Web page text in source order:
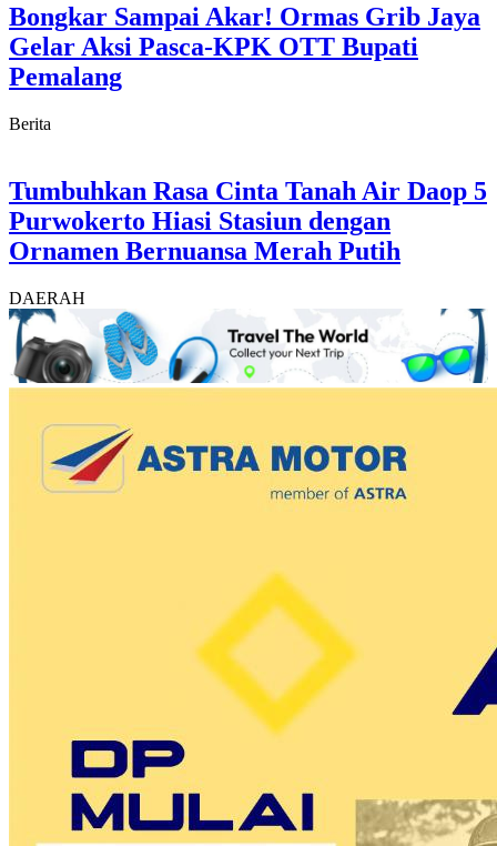
Bongkar Sampai Akar! Ormas Grib Jaya
Gelar Aksi Pasca-KPK OTT Bupati
Pemalang
Berita
Tumbuhkan Rasa Cinta Tanah Air Daop 5
Purwokerto Hiasi Stasiun dengan
Ornamen Bernuansa Merah Putih
DAERAH